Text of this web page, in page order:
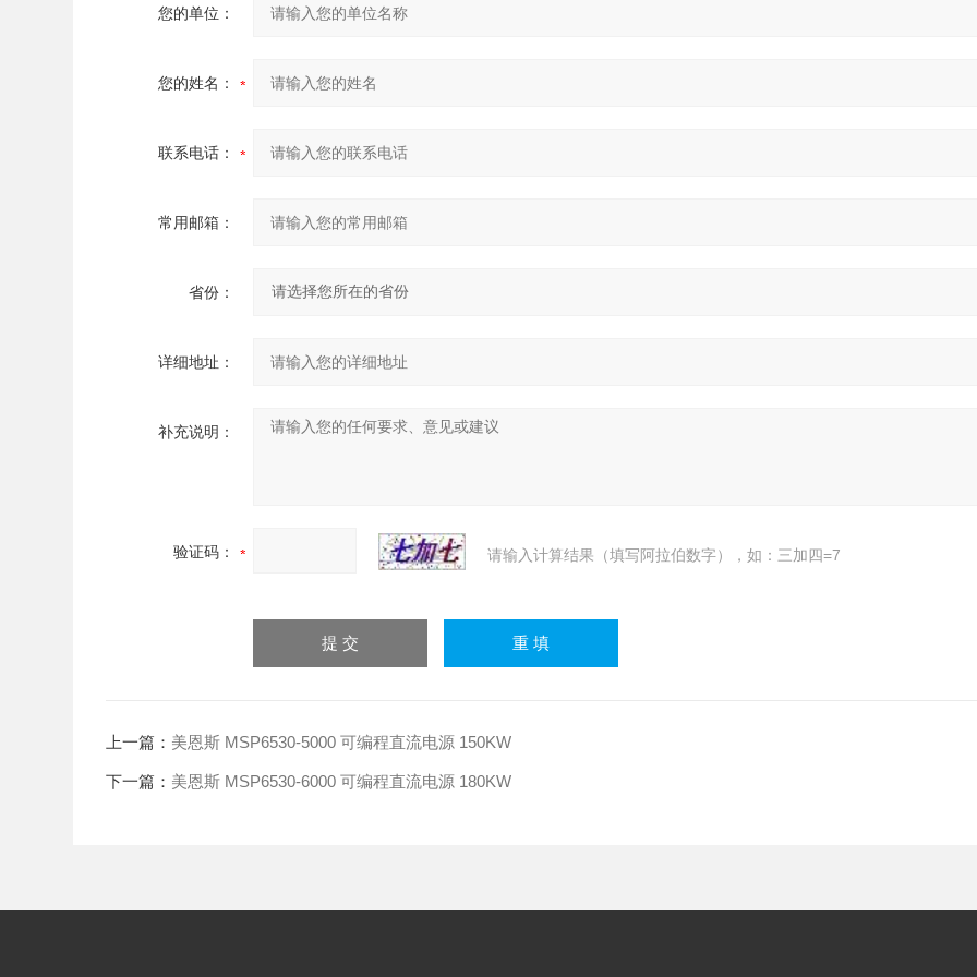
您的单位：
您的姓名：
联系电话：
常用邮箱：
省份：
详细地址：
补充说明：
验证码： 请输入计算结果（填写阿拉伯数字），如：三加四=7
上一篇： 美恩斯 MSP6530-5000 可编程直流电源 150KW
下一篇： 美恩斯 MSP6530-6000 可编程直流电源 180KW